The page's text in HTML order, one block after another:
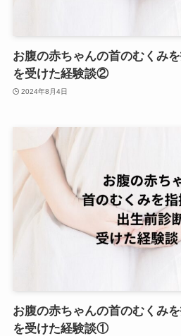
お腹の赤ちゃんの首のむくみ
を受けた経験談②
2024年8月4日
お腹の赤ちゃんの首のむくみ
を受けた経験談①